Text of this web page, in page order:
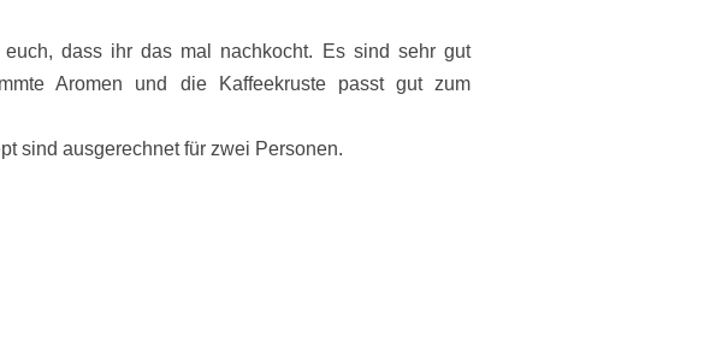
euch, dass ihr das mal nachkocht. Es sind sehr gut
Aromen und die Kaffeekruste passt gut zum
sind ausgerechnet für zwei Personen.